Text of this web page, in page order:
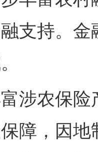
支持。金
农保险
障，因